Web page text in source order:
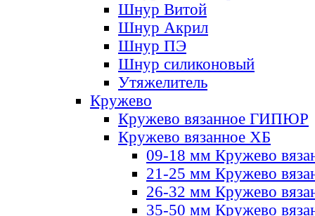
Шнур Витой
Шнур Акрил
Шнур ПЭ
Шнур силиконовый
Утяжелитель
Кружево
Кружево вязанное ГИПЮР
Кружево вязанное ХБ
09-18 мм Кружево
21-25 мм Кружево
26-32 мм Кружево
35-50 мм Кружево